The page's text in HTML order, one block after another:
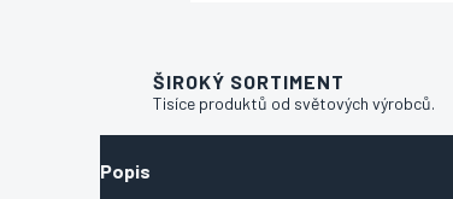
ŠIROKÝ SORTIMENT
Tisíce produktů od světových výrobců.
Popis